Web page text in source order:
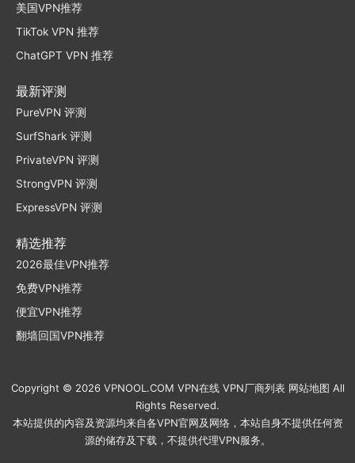
美国VPN推荐
TikTok VPN 推荐
ChatGPT VPN 推荐
最新评测
PureVPN 评测
SurfShark 评测
PrivateVPN 评测
StrongVPN 评测
ExpressVPN 评测
精选推荐
2026最佳VPN推荐
免费VPN推荐
便宜VPN推荐
翻墙回国VPN推荐
Copyright © 2026 VPNOOL.COM VPN在线 VPN厂商列表 网站地图 All
Rights Reserved.
本站提供的内容及资源均来自各VPN官网及网络，本站自身不提供任何资
源的储存及下载，不提供代理VPN服务。